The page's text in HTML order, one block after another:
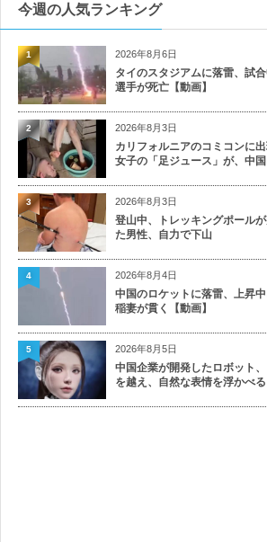
今週の人気ランキング
2026年8月6日
タイのスタジアムに落雷、試
選手が死亡【動画】
1
2026年8月3日
カリフォルニアのコミコンに
女子の「足ジュース」が、中
2
2026年8月3日
登山中、トレッキングポール
た男性、自力で下山
3
2026年8月4日
中国のロケットに落雷、上昇
稲妻が貫く【動画】
4
2026年8月5日
中国企業が開発したロボット、
を越え、自然な表情を浮かべる
5